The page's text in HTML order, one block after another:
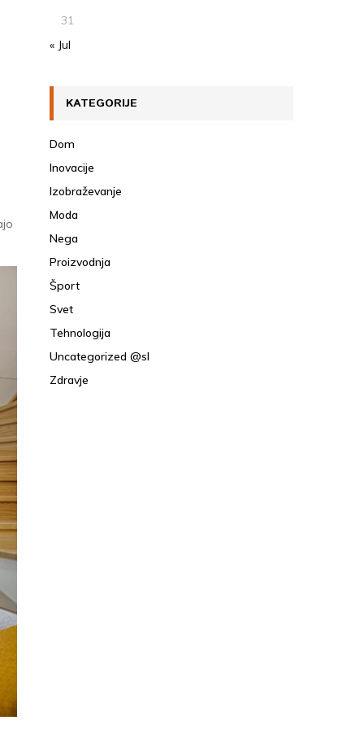
31
« Jul
KATEGORIJE
Dom
Inovacije
Izobraževanje
Moda
Nega
Proizvodnja
Šport
Svet
Tehnologija
Uncategorized @sl
Zdravje